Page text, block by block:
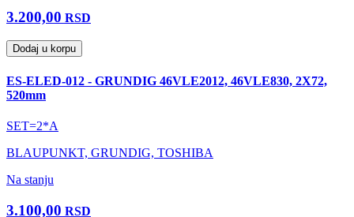
3.200,00 RSD
Dodaj u korpu
ES-ELED-012 - GRUNDIG 46VLE2012, 46VLE830, 2X72,
520mm
SET=2*A
BLAUPUNKT, GRUNDIG, TOSHIBA
Na stanju
3.100,00 RSD